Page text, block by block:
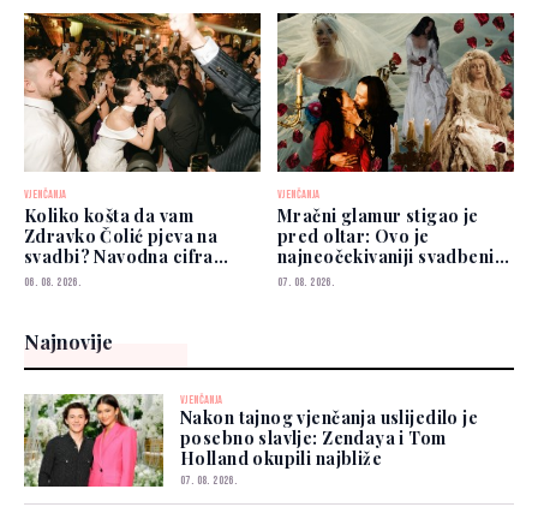
VJENČANJA
Koliko košta da vam
Zdravko Čolić pjeva na
svadbi? Navodna cifra
privukla pažnju
06. 08. 2026.
VJENČANJA
Mračni glamur stigao je
pred oltar: Ovo je
najneočekivaniji svadbeni
trend 2026.
07. 08. 2026.
Najnovije
VJENČANJA
Nakon tajnog vjenčanja uslijedilo je
posebno slavlje: Zendaya i Tom
Holland okupili najbliže
07. 08. 2026.